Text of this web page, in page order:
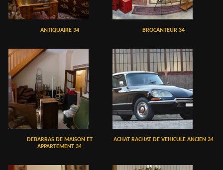
ANTIQUAIRE 34 BROCANTEUR 34
DEBARRAS DE MAISON ET
APPARTEMENT 34
ACHAT RACHAT DE VEHICULE ANCIEN 34